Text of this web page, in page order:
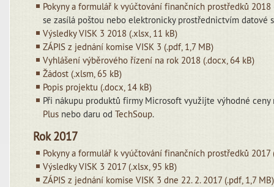
Pokyny a formulář k vyúčtování finančních prostředků 2018
se zasílá poštou nebo elektronicky prostřednictvím datové
Výsledky VISK 3 2018 (.xlsx, 11 kB)
ZÁPIS z jednání komise VISK 3 (.pdf, 1,7 MB)
Vyhlášení výběrového řízení na rok 2018 (.docx, 64 kB)
Žádost (.xlsm, 65 kB)
Popis projektu (.docx, 14 kB)
Při nákupu produktů firmy Microsoft využijte výhodné
Plus nebo daru odTechSoup.
Rok 2017
Pokyny a formulář k vyúčtování finančních prostředků 2017
Výsledky VISK 3 2017 (.xlsx, 95 kB)
ZÁPIS z jednání komise VISK 3 dne 22. 2. 2017 (.pdf, 1,7 MB)